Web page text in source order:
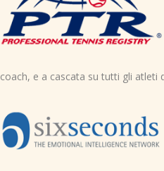
coach, e a cascata su tutti gli atleti